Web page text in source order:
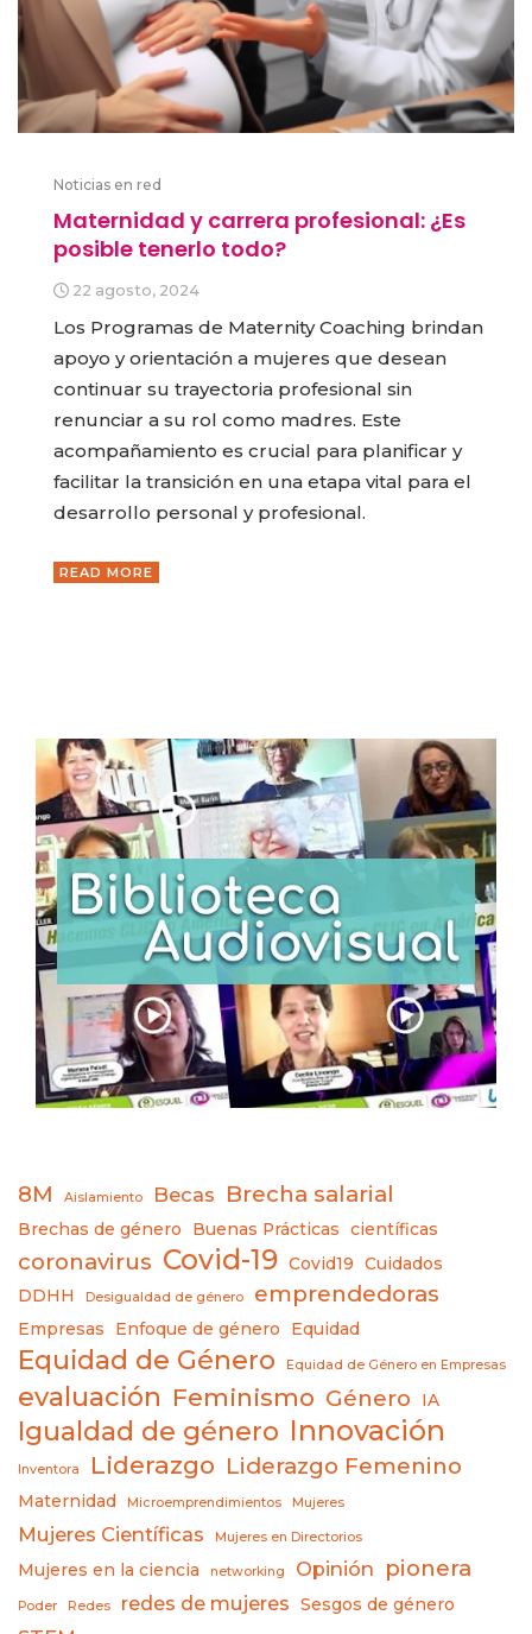
Noticias en red
Maternidad y carrera profesional: ¿Es
posible tenerlo todo?
22 agosto, 2024
Los Programas de Maternity Coaching brindan
apoyo y orientación a mujeres que desean
continuar su trayectoria profesional sin
renunciar a su rol como madres. Este
acompañamiento es crucial para planificar y
facilitar la transición en una etapa vital para el
desarrollo personal y profesional.
READ MORE
8M Aislamiento Becas Brecha salarial
Brechas de género Buenas Prácticas científicas
coronavirus Covid-19 Covid19
Cuidados
DDHH
Desigualdad de género emprendedoras
Empresas Enfoque de género Equidad
Equidad de Género Equidad de Género en Empresas
evaluación Feminismo Género IA
Igualdad de género Innovación
Inventora Liderazgo Liderazgo Femenino
Maternidad Microemprendimientos Mujeres
Mujeres Científicas Mujeres en Directorios
Mujeres en la ciencia networking Opinión pionera
Poder Redes redes de mujeres Sesgos de género